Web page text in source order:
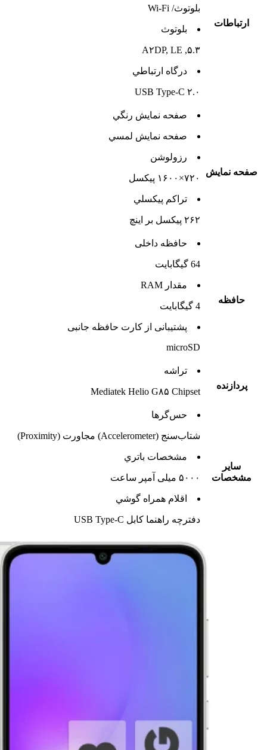
ارتباطات
بلوتوث/ Wi-Fi
بلوتوث
۵.۳, A۲DP, LE
درگاه ارتباطي
USB Type-C ۲.۰
صفحه نمايش
صفحه نمايش رنگي
صفحه نمايش لمسي
رزولوشن
۷۲۰×۱۶۰۰ پیکسل
تراکم پيکسلي
۲۶۲ پیکسل بر اینچ
حافظه
حافظه داخلی
64 گيگابايت
مقدار RAM
4 گيگابايت
پشتيبانی از کارت حافظه جانبی
microSD
پردازنده
تراشه
Mediatek Helio G۸۵ Chipset
ساير
مشخصات
حس‌گرها
شتاب‌سنج (Accelerometer) مجاورت (Proximity)
مشخصات باتري
۵۰۰۰ میلی آمپر ساعت
اقلام همراه گوشي
دفترچه‌ راهنما کابل USB Type-C